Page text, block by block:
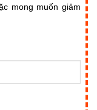
mong muốn giảm